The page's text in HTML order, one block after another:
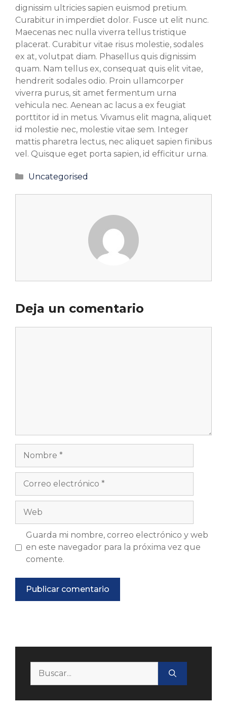
dignissim ultricies sapien euismod pretium.
Curabitur in imperdiet dolor. Fusce ut elit nunc.
Maecenas nec nulla viverra tellus tristique
placerat. Curabitur vitae risus molestie, sodales
ex at, volutpat diam. Phasellus quis dignissim
quam. Nam tellus ex, consequat quis elit vitae,
hendrerit sodales odio. Proin ullamcorper
viverra purus, sit amet fermentum urna
vehicula nec. Aenean ac lacus a ex feugiat
porttitor id in metus. Vivamus elit magna, aliquet
id molestie nec, molestie vitae sem. Integer
mattis pharetra lectus, nec aliquet sapien finibus
vel. Quisque eget porta sapien, id efficitur urna.
Categorías
Uncategorised
Deja un comentario
Nombre
Guarda mi nombre, correo electrónico y web
en este navegador para la próxima vez que
comente.